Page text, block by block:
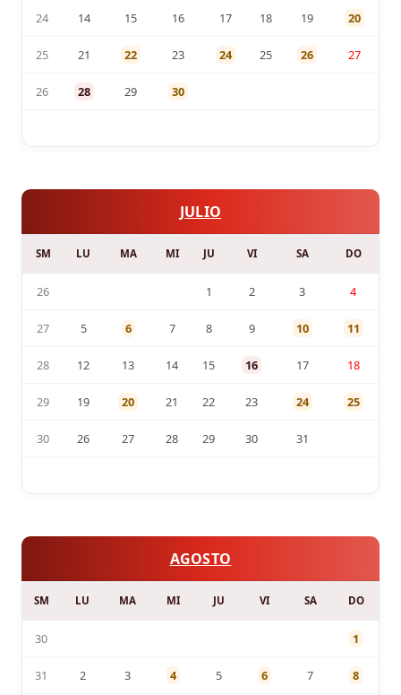
24 14 15 16 17 18 19 20
25 21 22 23 24 25 26 27
26 28 29 30
JULIO
SM LU MA MI JU VI SA DO
26 1 2 3 4
27 5 6 7 8 9 10 11
28 12 13 14 15 16 17 18
29 19 20 21 22 23 24 25
30 26 27 28 29 30 31
AGOSTO
SM LU MA MI JU VI SA DO
30 1
31 2 3 4 5 6 7 8